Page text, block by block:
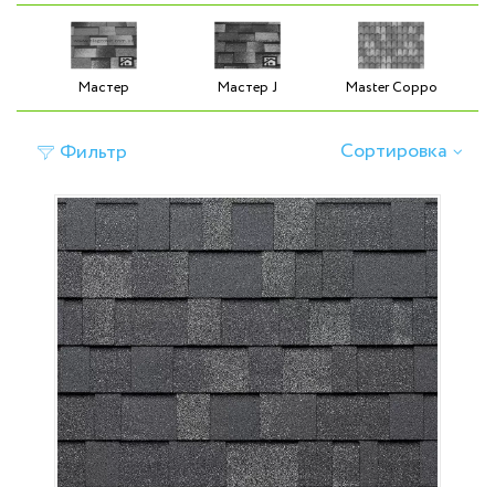
Мастер Мастер J Master Coppo
Фильтр Сортировка